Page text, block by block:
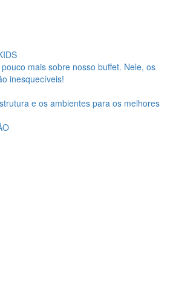
mais sobre nosso buffet. Nele, os
inesquecíveis!
e os ambientes para os melhores